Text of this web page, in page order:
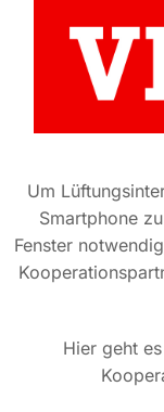
Um
Smartphone
Fenster
Hier geht